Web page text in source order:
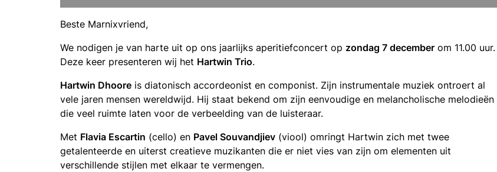
Beste Marnixvriend,
We nodigen je van harte uit op ons jaarlijks aperitiefconcert op zondag 7 december om 11.00 uur.
Deze keer presenteren wij het Hartwin Trio.
Hartwin Dhoore is diatonisch accordeonist en componist. Zijn instrumentale muziek ontroert al
vele jaren mensen wereldwijd. Hij staat bekend om zijn eenvoudige en melancholische melodieën
die veel ruimte laten voor de verbeelding van de luisteraar.
Met Flavia Escartin (cello) en Pavel Souvandjiev (viool) omringt Hartwin zich met twee
getalenteerde en uiterst creatieve muzikanten die er niet vies van zijn om elementen uit
verschillende stijlen met elkaar te vermengen.